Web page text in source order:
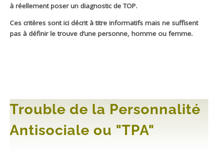
à réellement poser un diagnostic de TOP.
Ces critères sont ici décrit à titre informatifs mais ne suffisent
pas à définir le trouve d’une personne, homme ou femme.
Trouble de la Personnalité
Antisociale ou "TPA"